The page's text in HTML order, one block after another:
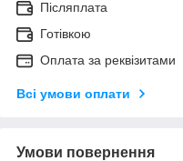
Післяплата
Готівкою
Оплата за реквізитами
Всі умови оплати
Умови повернення